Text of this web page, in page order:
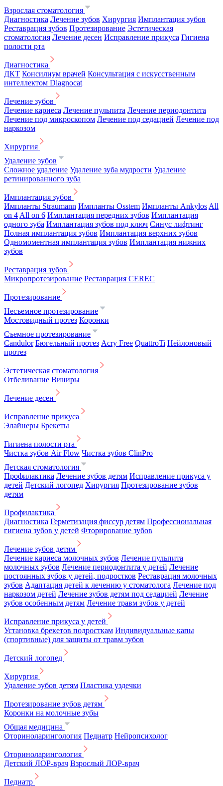
Взрослая стоматология
Диагностика Лечение зубов Хирургия Имплантация зубов
Реставрация зубов Протезирование Эстетическая
стоматология Лечение десен Исправление прикуса Гигиена
полости рта
Диагностика
ДКТ Консилиум врачей Консультация с искусственным
интеллектом Diagnocat
Лечение зубов
Лечение кариеса Лечение пульпита Лечение периодонтита
Лечение под микроскопом Лечение под седацией Лечение под
наркозом
Хирургия
Удаление зубов
Сложное удаление Удаление зуба мудрости Удаление
ретинированного зуба
Имплантация зубов
Импланты Straumann Импланты Osstem Импланты Ankylos All
on 4 All on 6 Имплантация передних зубов Имплантация
одного зуба Имплантация зубов под ключ Синус лифтинг
Полная имплантация зубов Имплантация верхних зубов
Одномоментная имплантация зубов Имплантация нижних
зубов
Реставрация зубов
Микропротезирование Реставрация CEREC
Протезирование
Несъемное протезирование
Мостовидный протез Коронки
Съемное протезирование
Candulor Бюгельный протез Acry Free QuattroTi Нейлоновый
протез
Эстетическая стоматология
Отбеливание Виниры
Лечение десен
Исправление прикуса
Элайнеры Брекеты
Гигиена полости рта
Чистка зубов Air Flow Чистка зубов ClinPro
Детская стоматология
Профилактика Лечение зубов детям Исправление прикуса у
детей Детский логопед Хирургия Протезирование зубов
детям
Профилактика
Диагностика Герметизация фиссур детям Профессиональная
гигиена зубов у детей Фторирование зубов
Лечение зубов детям
Лечение кариеса молочных зубов Лечение пульпита
молочных зубов Лечение периодонтита у детей Лечение
постоянных зубов у детей, подростков Реставрация молочных
зубов Адаптация детей к лечению у стоматолога Лечение под
наркозом детей Лечение зубов детям под седацией Лечение
зубов особенным детям Лечение травм зубов у детей
Исправление прикуса у детей
Установка брекетов подросткам Индивидуальные капы
(спортивные) для защиты от травм зубов
Детский логопед
Хирургия
Удаление зубов детям Пластика уздечки
Протезирование зубов детям
Коронки на молочные зубы
Общая медицина
Оториноларингология Педиатр Нейропсихолог
Оториноларингология
Детский ЛОР-врач Взрослый ЛОР-врач
Педиатр